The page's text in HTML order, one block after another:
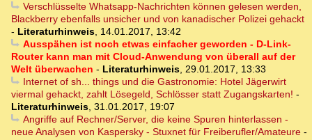
Verschlüsselte Whatsapp-Nachrichten können gelesen werden,
Blackberry ebenfalls unsicher und von kanadischer Polizei gehackt
- Literaturhinweis, 14.01.2017, 13:42
Ausspähen ist noch etwas einfacher geworden - D-Link-
Router kann man mit Cloud-Anwendung von überall auf der
Welt überwachen - Literaturhinweis, 29.01.2017, 13:33
Internet of sh... things und die Gastronomie: Hotel Jägerwirt
viermal gehackt, zahlt Lösegeld, Schlösser statt Zugangskarten! -
Literaturhinweis, 31.01.2017, 19:07
Angriffe auf Rechner/Server, die keine Spuren hinterlassen -
neue Analysen von Kaspersky - Stuxnet für Freiberufler/Amateure -